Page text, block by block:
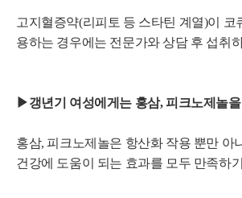
고지혈증약(리피토 등 스타틴 계열)이 코
용하는 경우에는 전문가와 상담 후 섭취
▶갱년기 여성에게는 홍삼, 피크노제놀을
홍삼, 피크노제놀은 항산화 작용 뿐만 아
건강에 도움이 되는 효과를 모두 만족하